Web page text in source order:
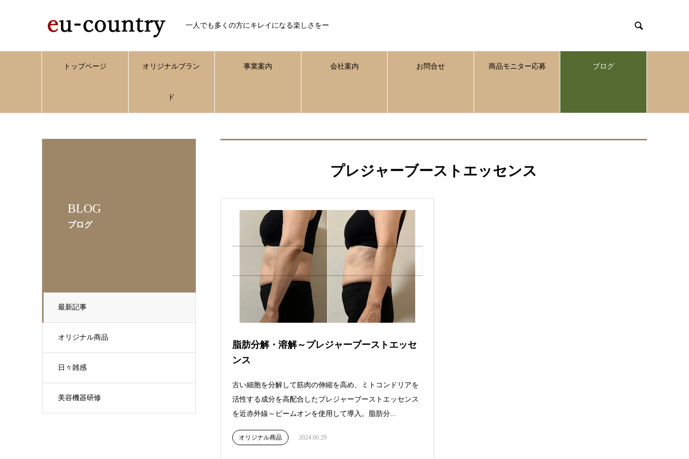
一人でも多くの方にキレイになる楽しさをー 
トップページ オリジナルブラン
ド
事業案内 会社案内 お問合せ 商品モニター応募 ブログ
BLOG
ブログ
最新記事
オリジナル商品
日々雑感
美容機器研修
プレジャーブーストエッセンス
脂肪分解・溶解～プレジャーブーストエッセ
ンス
古い細胞を分解して筋肉の伸縮を高め、ミトコンドリアを
活性する成分を高配合したプレジャーブーストエッセンス
を近赤外線～ビームオンを使用して導入。脂肪分...
オリジナル商品 2024.06.29